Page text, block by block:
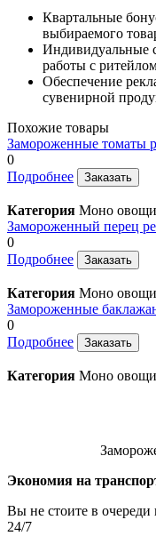
Квартальные
выбираемого
Индивидуальные
работы с
Обеспечение
сувенирной
Похожие товары
Замороженные томаты
0
Подробнее
Заказать
Категория Моно овощи
Замороженный перец
0
Подробнее
Заказать
Категория Моно овощи
Замороженные
0
Подробнее
Заказать
Категория Моно овощи
Экономия на
Вы не стоите в очереди
24/7